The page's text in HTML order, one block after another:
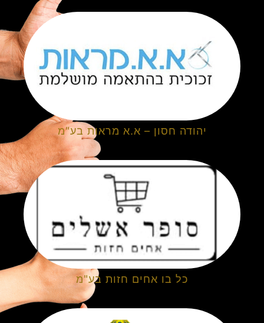
יהודה חסון – א.א מראות בע"מ
כל בו אחים חזות בע"מ